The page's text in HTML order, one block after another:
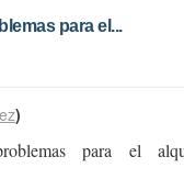
para el...
para el
)